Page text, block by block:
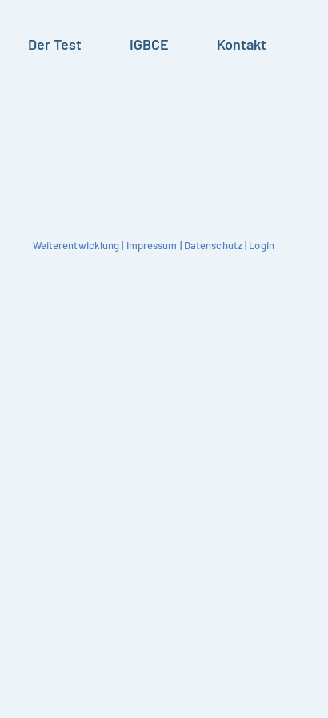
Der Test IGBCE Kontakt
Weiterentwicklung| Impressum | Datenschutz| Login